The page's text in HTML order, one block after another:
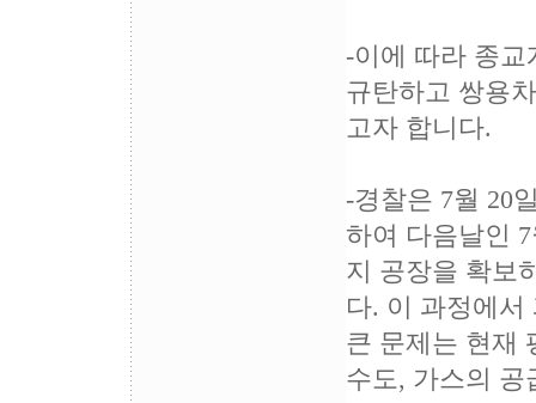
-이에 따라 종교
규탄하고 쌍용
고자 합니다.
-경찰은 7월 20
하여 다음날인
지 공장을 확보
다. 이 과정에
큰 문제는 현재
수도, 가스의 공